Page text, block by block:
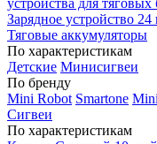
устройства для тяговых
Зарядное устройство 24
Тяговые аккумуляторы
По характеристикам
Детские Минисигвеи
По бренду
Mini Robot Smartone
Сигвеи
По характеристикам